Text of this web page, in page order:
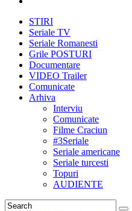
STIRI
Seriale TV
Seriale Romanesti
Grile POSTURI
Documentare
VIDEO Trailer
Comunicate
Arhiva
Interviu
Comunicate
Filme Craciun
#3Seriale
Seriale americane
Seriale turcesti
Topuri
AUDIENTE